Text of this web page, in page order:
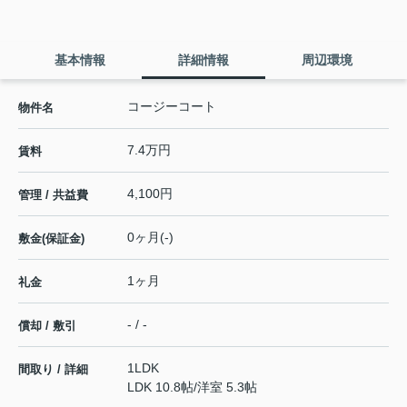
基本情報 詳細情報 周辺環境
物件名 コージーコート
賃料 7.4万円
管理 / 共益費 4,100円
敷金(保証金) 0ヶ月(-)
礼金 1ヶ月
償却 / 敷引 - / -
間取り / 詳細
1LDK
LDK 10.8帖/洋室 5.3帖